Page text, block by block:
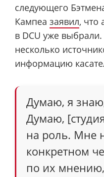
следующего
Кампеа заявил, что
в DCU уже
несколько
информацию
Думаю, я
Думаю,
на роль. Мне
конкретном
по их